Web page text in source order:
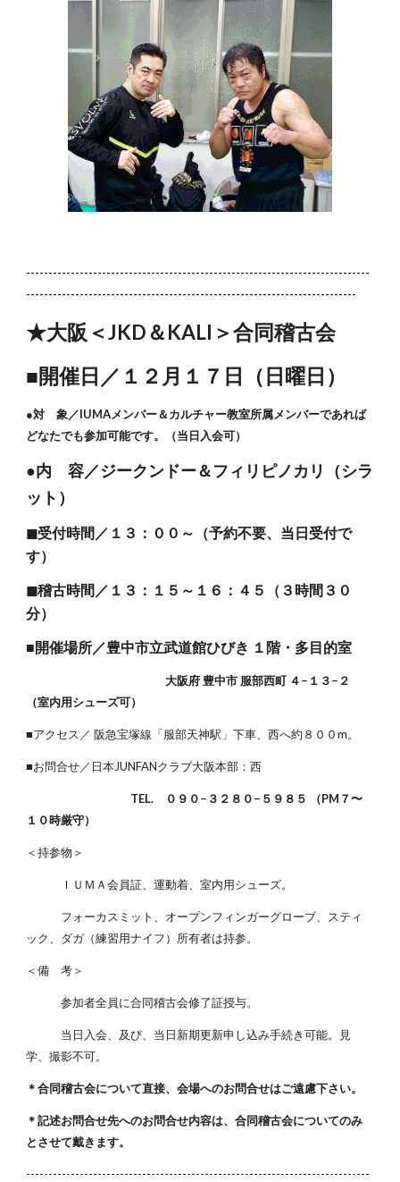
-----------------------------------------------------------------------------
--------------------------------------------------------------------------
★大阪＜JKD＆KALI＞合同稽古会
■開催日／１２月１７日（日曜日）
●対 象／IUMAメンバー＆カルチャー教室所属メンバーであれば
どなたでも参加可能です。（当日入会可）
●内 容／ジークンドー＆フィリピノカリ（シラ
ット）
◼︎受付時間／１３：００～（予約不要、当日受付で
す）
◼︎稽古時間／１３：１５～１６：４５（３時間３０
分）
■開催場所／豊中市立武道館ひびき １階・多目的室
大阪府 豊中市 服部西町 ４−１３−２
（室内用シューズ可）
■アクセス／ 阪急宝塚線「服部天神駅」下車、西へ約８００m。
■お問合せ／日本JUNFANクラブ大阪本部：西
TEL. ０９０−３２８０−５９８５ （PM７〜
１０時厳守）
＜持参物＞
ＩＵＭＡ会員証、運動着、室内用シューズ。
フォーカスミット、オープンフィンガーグローブ、スティ
ック、ダガ（練習用ナイフ）所有者は持参。
＜備 考＞
参加者全員に合同稽古会修了証授与。
当日入会、及び、当日新期更新申し込み手続き可能。見
学、撮影不可。
＊合同稽古会について直接、会場へのお問合せはご遠慮下さい。
＊記述お問合せ先へのお問合せ内容は、合同稽古会についてのみ
とさせて戴きます。
-----------------------------------------------------------------------------